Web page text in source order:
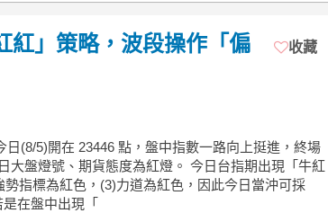
紅」策略，波段操作「偏
收藏
日(8/5)開在 23446 點，盤中指數一路向上挺進，終場
大盤燈號、期貨態度為紅燈。 今日台指期出現「牛紅
指標為紅色，(3)力道為紅色，因此今日當沖可採
在盤中出現「